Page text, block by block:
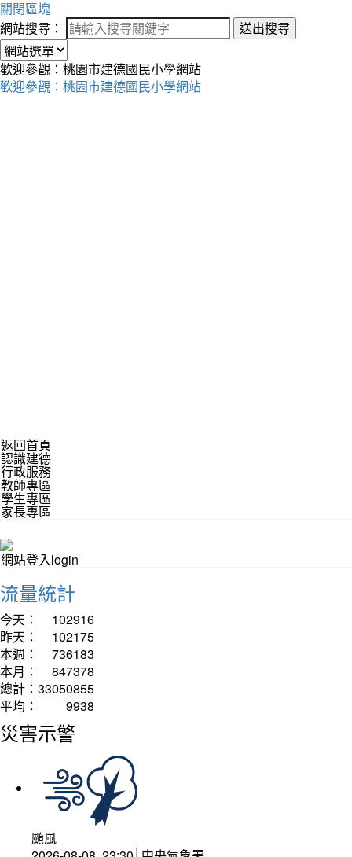
關閉區塊
網站搜尋：
送出搜尋
歡迎參觀：桃園市建德國民小學網站
歡迎參觀：桃園市建德國民小學網站
返回首頁
認識建德
行政服務
教師專區
學生專區
家長專區
網站登入login
流量統計
今天：
102916
昨天：
102175
本週：
736183
本月：
847378
總計： 33050855
平均：
9938
災害示警
颱風